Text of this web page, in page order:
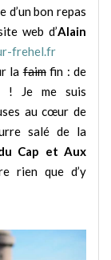
d’un bon repas
web d’Alain
frehel.fr
lafaimfin : de
! Je me suis
au cœur de
salé de la
Cap et Aux
rien que d’y